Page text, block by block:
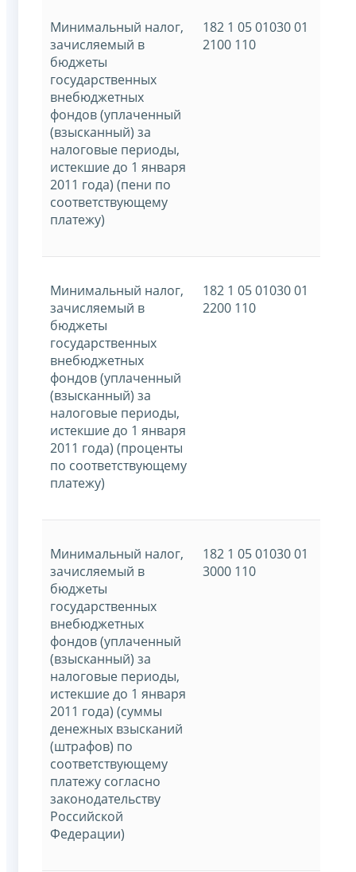
Минимальный налог,
зачисляемый в
бюджеты
государственных
внебюджетных
фондов (уплаченный
(взысканный) за
налоговые периоды,
истекшие до 1 января
2011 года) (пени по
соответствующему
платежу)
182 1 05 01030 01
2100 110
Минимальный налог,
зачисляемый в
бюджеты
государственных
внебюджетных
фондов (уплаченный
(взысканный) за
налоговые периоды,
истекшие до 1 января
2011 года) (проценты
по соответствующему
платежу)
182 1 05 01030 01
2200 110
Минимальный налог,
зачисляемый в
бюджеты
государственных
внебюджетных
фондов (уплаченный
(взысканный) за
налоговые периоды,
истекшие до 1 января
2011 года) (суммы
денежных взысканий
(штрафов) по
соответствующему
платежу согласно
законодательству
Российской
Федерации)
182 1 05 01030 01
3000 110